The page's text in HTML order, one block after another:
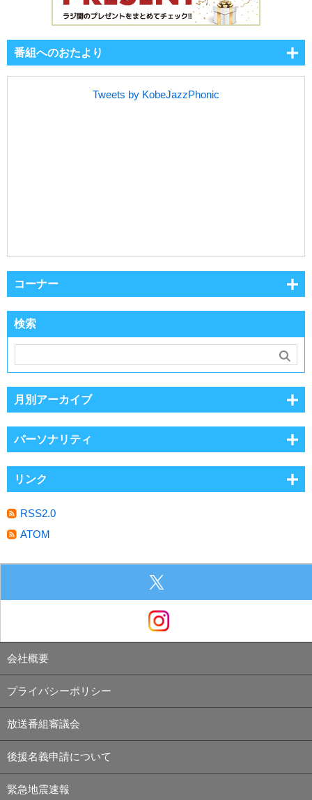
番組へのおたより
Tweets by KobeJazzPhonic
コーナー
検索
月別アーカイブ
パーソナリティ
リンク
RSS2.0
ATOM
会社概要
プライバシーポリシー
放送番組審議会
後援名義申請について
緊急地震速報